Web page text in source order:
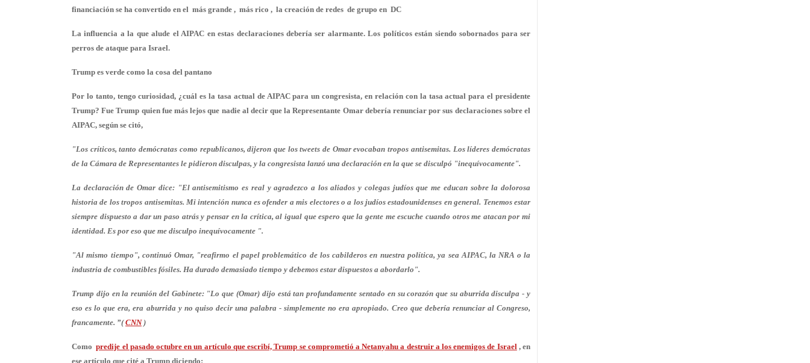
financiación se ha convertido en el más grande , más rico , la creación de redes de grupo en DC
La influencia a la que alude el AIPAC en estas declaraciones debería ser alarmante. Los políticos están siendo sobornados para ser
perros de ataque para Israel.
Trump es verde como la cosa del pantano
Por lo tanto, tengo curiosidad, ¿cuál es la tasa actual de AIPAC para un congresista, en relación con la tasa actual para el presidente
Trump? Fue Trump quien fue más lejos que nadie al decir que la Representante Omar debería renunciar por sus declaraciones sobre el
AIPAC, según se citó,
"Los críticos, tanto demócratas como republicanos, dijeron que los tweets de Omar evocaban tropos antisemitas. Los líderes demócratas
de la Cámara de Representantes le pidieron disculpas, y la congresista lanzó una declaración en la que se disculpó "inequívocamente".
La declaración de Omar dice: "El antisemitismo es real y agradezco a los aliados y colegas judíos que me educan sobre la dolorosa
historia de los tropos antisemitas. Mi intención nunca es ofender a mis electores o a los judíos estadounidenses en general. Tenemos estar
siempre dispuesto a dar un paso atrás y pensar en la crítica, al igual que espero que la gente me escuche cuando otros me atacan por mi
identidad. Es por eso que me disculpo inequívocamente ".
"Al mismo tiempo", continuó Omar, "reafirmo el papel problemático de los cabilderos en nuestra política, ya sea AIPAC, la NRA o la
industria de combustibles fósiles. Ha durado demasiado tiempo y debemos estar dispuestos a abordarlo".
Trump dijo en la reunión del Gabinete: "Lo que (Omar) dijo está tan profundamente sentado en su corazón que su aburrida disculpa - y
eso es lo que era, era aburrida y no quiso decir una palabra - simplemente no era apropiado. Creo que debería renunciar al Congreso,
francamente. ”(CNN)
Comopredije el pasado octubre en un artículo que escribí, Trump se comprometió a Netanyahu a destruir a los enemigos de Israel, en
ese artículo que cité a Trump diciendo: